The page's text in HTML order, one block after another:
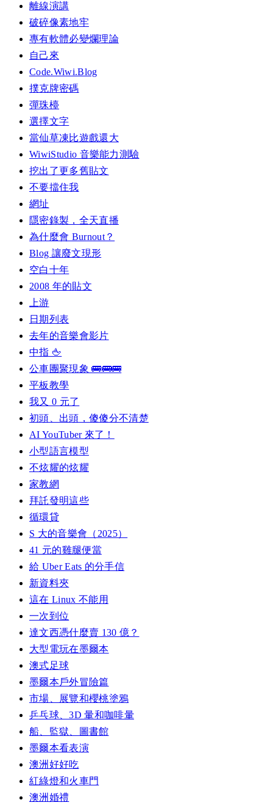
離線演講
破碎像素地牢
專有軟體必變爛理論
自己來
Code.Wiwi.Blog
撲克牌密碼
彈珠檯
選擇文字
當仙草凍比遊戲還大
WiwiStudio 音樂能力測驗
挖出了更多舊貼文
不要擋住我
網址
隱密錄製，全天直播
為什麼會 Burnout？
Blog 讓廢文現形
空白十年
2008 年的貼文
上游
日期列表
去年的音樂會影片
中指 🖕
公車團聚現象 🚌🚌🚌
平板教學
我又 0 元了
初頭、出頭，傻傻分不清楚
AI YouTuber 來了！
小型語言模型
不炫耀的炫耀
家教網
拜託發明這些
循環貸
S 大的音樂會（2025）
41 元的雞腿便當
給 Uber Eats 的分手信
新資料夾
這在 Linux 不能用
一次到位
達文西憑什麼賣 130 億？
大型電玩在墨爾本
澳式足球
墨爾本戶外冒險篇
市場、展覽和櫻桃塗鴉
乒乓球、3D 暈和咖啡暈
船、監獄、圖書館
墨爾本看表演
澳洲好好吃
紅綠燈和火車門
澳洲婚禮